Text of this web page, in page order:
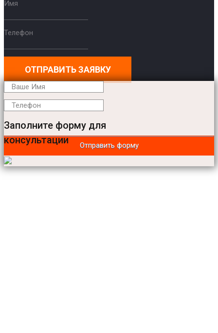
Имя
Телефон
ОТПРАВИТЬ ЗАЯВКУ
Заполните форму для
консультации
Отправить форму